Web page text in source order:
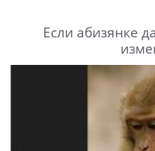
Если абизянке